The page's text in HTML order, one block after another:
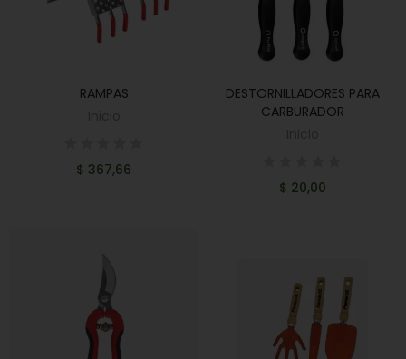
AÑADIR AL CARRITO
RAMPAS
$ 367,66
AÑADIR AL CARRITO
DESTORNILLADORES PARA
CARBURADOR
$ 20,00